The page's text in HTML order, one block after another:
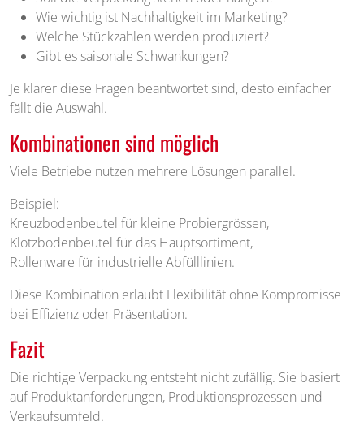
Wie wichtig ist Nachhaltigkeit im Marketing?
Welche Stückzahlen werden produziert?
Gibt es saisonale Schwankungen?
Je klarer diese Fragen beantwortet sind, desto einfacher
fällt die Auswahl.
Kombinationen sind möglich
Viele Betriebe nutzen mehrere Lösungen parallel.
Beispiel:
Kreuzbodenbeutel für kleine Probiergrössen,
Klotzbodenbeutel für das Hauptsortiment,
Rollenware für industrielle Abfülllinien.
Diese Kombination erlaubt Flexibilität ohne Kompromisse
bei Effizienz oder Präsentation.
Fazit
Die richtige Verpackung entsteht nicht zufällig. Sie basiert
auf Produktanforderungen, Produktionsprozessen und
Verkaufsumfeld.